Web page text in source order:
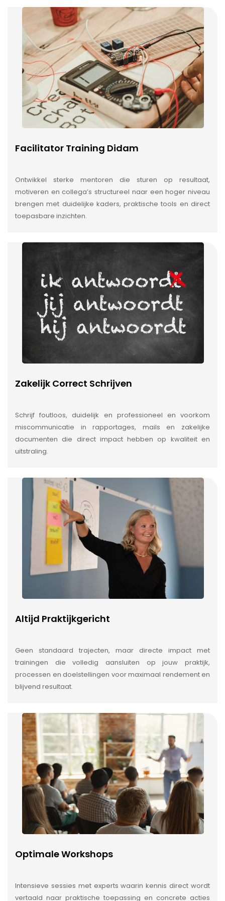
Facilitator Training Didam
Ontwikkel sterke mentoren die sturen op resultaat,
motiveren en collega’s structureel naar een hoger niveau
brengen met duidelijke kaders, praktische tools en direct
toepasbare inzichten.
Zakelijk Correct Schrijven
Schrijf foutloos, duidelijk en professioneel en voorkom
miscommunicatie in rapportages, mails en zakelijke
documenten die direct impact hebben op kwaliteit en
uitstraling.
Altijd Praktijkgericht
Geen standaard trajecten, maar directe impact met
trainingen die volledig aansluiten op jouw praktijk,
processen en doelstellingen voor maximaal rendement en
blijvend resultaat.
Optimale Workshops
Intensieve sessies met experts waarin kennis direct wordt
vertaald naar praktische toepassing en concrete acties